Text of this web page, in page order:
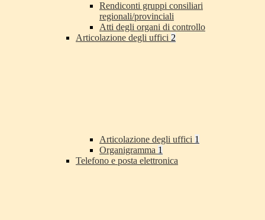
Rendiconti gruppi consiliari
regionali/provinciali
Atti degli organi di controllo
Articolazione degli uffici 2
Articolazione degli uffici 1
Organigramma 1
Telefono e posta elettronica